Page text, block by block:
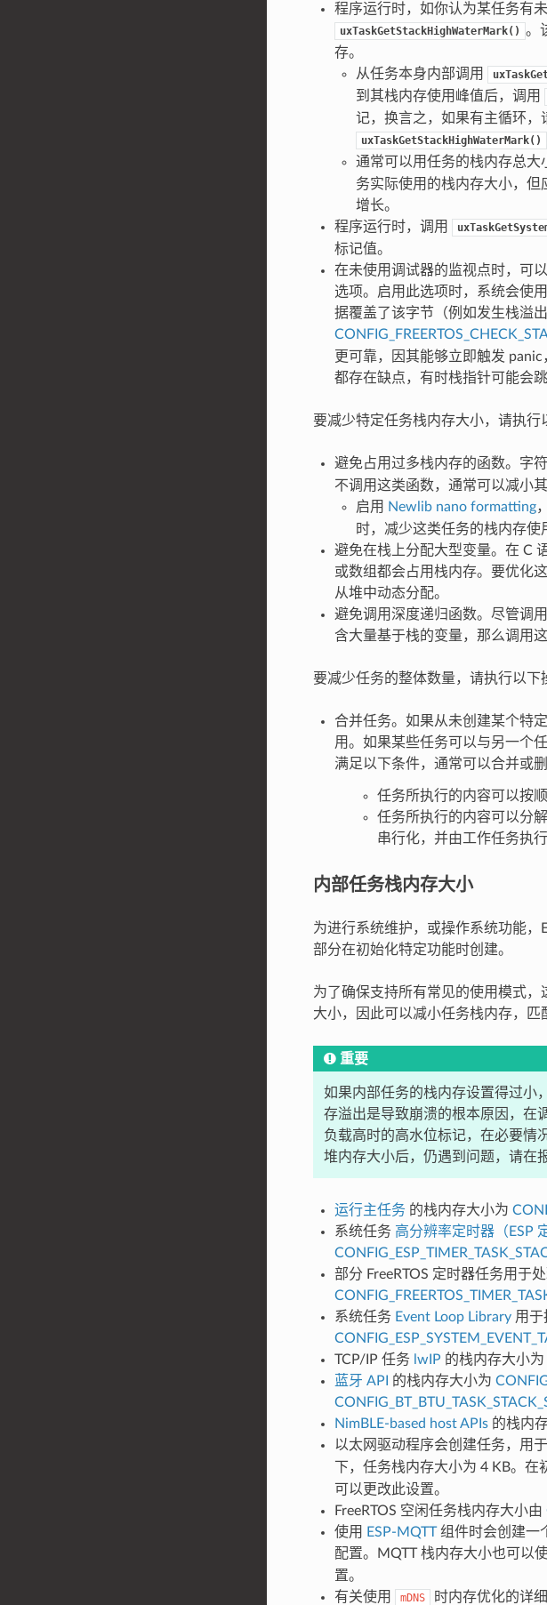
程序运行时，如你认为某任务有
uxTaskGetStackHighWaterMark() 。
存。
从任务本身内部调用
到其栈内存使用峰值后，调用
记，换言之，如果有主循环，
uxTaskGetStackHighWaterMark()
通常可以用任务的栈内存总大
务实际使用的栈内存大小，
增长。
程序运行时，调用
标记值。
在未使用调试器的监视点时，可
选项。启用此选项时，系统会使
据覆盖了该字节（例如发生栈溢
更可靠，因其能够立即触发
都存在缺点，有时栈指针可能会
要减少特定任务栈内存大小，请执行
避免占用过多栈内存的函数。字
不调用这类函数，通常可以减小
启用 Newlib nano formatting
时，减少这类任务的栈内存使
避免在栈上分配大型变量。在 C
或数组都会占用栈内存。要优化
从堆中动态分配。
避免调用深度递归函数。尽管调
含大量基于栈的变量，那么调用
要减少任务的整体数量，请执行以下
合并任务。如果从未创建某个特
用。如果某些任务可以与另一个
满足以下条件，通常可以合并或删
任务所执行的内容可以按
任务所执行的内容可以分
串行化，并由工作任务执行
内部任务栈内存大小
为进行系统维护，或操作系统功能
部分在初始化特定功能时创建。
为了确保支持所有常见的使用模式
大小，因此可以减小任务栈内存，匹
重要
如果内部任务的栈内存设置得过小
存溢出是导致崩溃的根本原因，在
负载高时的高水位标记，在必要情
堆内存大小后，仍遇到问题，请在
运行主任务的栈内存大小为
系统任务 高分辨率定时器（ESP
部分 FreeRTOS 定时器任务用于
系统任务 Event Loop Library用于
TCP/IP 任务 lwIP 的栈内存大小为
蓝牙 API
的栈内存大小为
NimBLE-based host APIs的栈内
以太网驱动程序会创建任务，用
下，任务栈内存大小为 4 KB。
可以更改此设置。
FreeRTOS 空闲任务栈内存大小由
使用
ESP-MQTT组件时会创建一
配置。MQTT 栈内存大小也可以
置。
有关使用
mDNS 时内存优化的详